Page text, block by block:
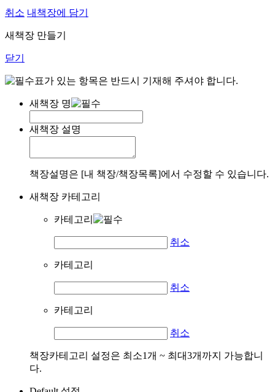
취소 내책장에 담기
새책장 만들기
닫기
표가 있는 항목은 반드시 기재해 주셔야 합니다.
새책장 명
새책장 설명
책장설명은 [내 책장/책장목록]에서 수정할 수 있습니다.
새책장 카테고리
카테고리
취소
카테고리
취소
카테고리
취소
책장카테고리 설정은 최소1개 ~ 최대3개까지 가능합니
다.